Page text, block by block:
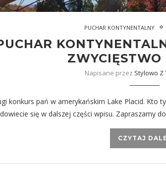
PUCHAR KONTYNENTALNY
ZWYCIĘSTWO
Napisane przez Stylowo Z
konkurs pań w amerykańskim Lake Placid. Kto
się w dalszej części wpisu. Zapraszamy
CZYTAJ